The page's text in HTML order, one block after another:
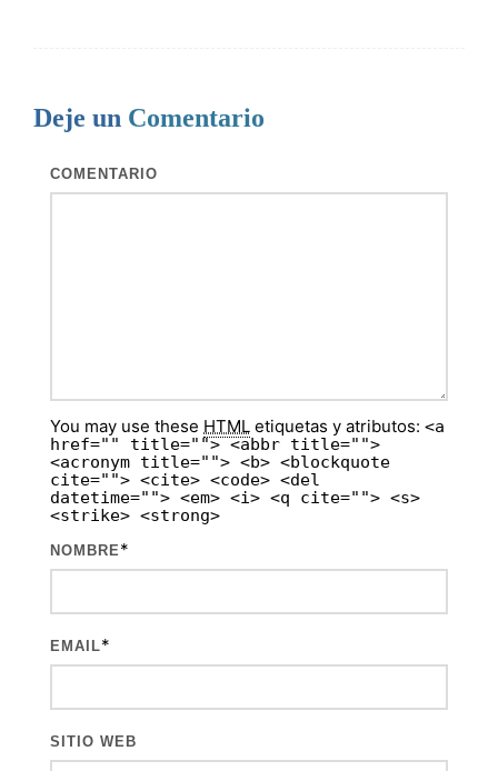
Deje un Comentario
COMENTARIO
You may use these HTML etiquetas y atributos: <a
href="" title=""> <abbr title="">
<acronym title=""> <b> <blockquote
cite=""> <cite> <code> <del
datetime=""> <em> <i> <q cite=""> <s>
<strike> <strong>
NOMBRE*
EMAIL*
SITIO WEB